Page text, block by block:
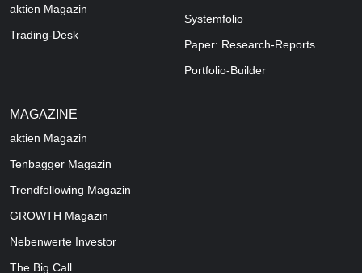
aktien Magazin
Trading-Desk
Systemfolio
Paper: Research-Reports
Portfolio-Builder
MAGAZINE
aktien Magazin
Tenbagger Magazin
Trendfollowing Magazin
GROWTH Magazin
Nebenwerte Investor
The Big Call